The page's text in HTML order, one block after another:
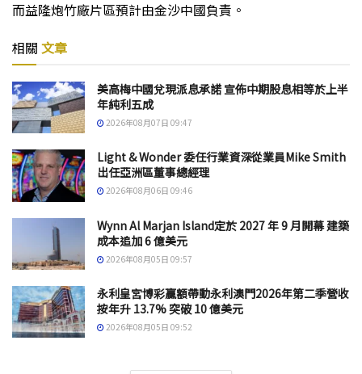
而益隆炮竹廠片區預計由金沙中國負責。
相關 文章
美高梅中國兌現派息承諾 宣佈中期股息相等於上半
年純利五成
2026年08月07日 09:47
Light & Wonder 委任行業資深從業員Mike Smith
出任亞洲區董事總經理
2026年08月06日 09:46
Wynn Al Marjan Island定於 2027 年 9 月開幕 建築
成本追加 6 億美元
2026年08月05日 09:57
永利皇宮博彩贏額帶動永利澳門2026年第二季營收
按年升 13.7% 突破 10 億美元
2026年08月05日 09:52